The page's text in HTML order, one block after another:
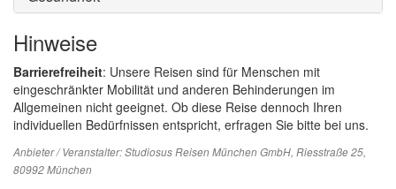
Hinweise
Barrierefreiheit: Unsere Reisen sind für Menschen mit
eingeschränkter Mobilität und anderen Behinderungen im
Allgemeinen nicht geeignet. Ob diese Reise dennoch Ihren
individuellen Bedürfnissen entspricht, erfragen Sie bitte bei uns.
Anbieter / Veranstalter:Studiosus Reisen München GmbH, Riesstraße 25,
80992 München